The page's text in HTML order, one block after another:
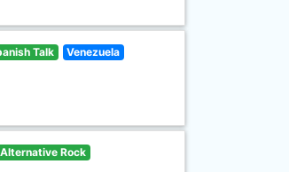
Talk Venezuela
Alternative Rock